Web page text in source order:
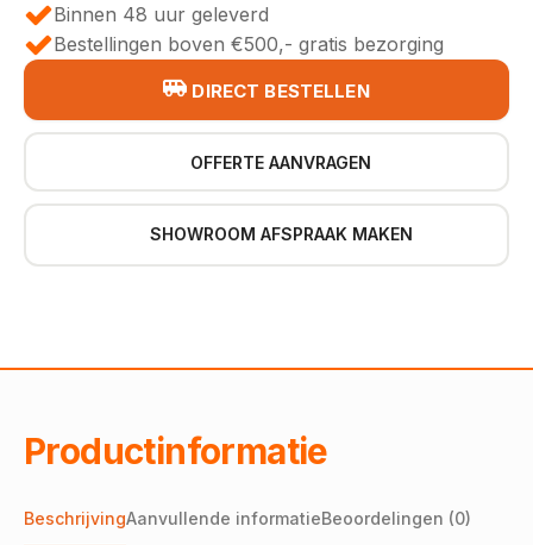
Binnen 48 uur geleverd
Bestellingen boven €500,- gratis bezorging
DIRECT BESTELLEN
OFFERTE AANVRAGEN
SHOWROOM AFSPRAAK MAKEN
Productinformatie
BeschrijvingAanvullende informatieBeoordelingen (0)